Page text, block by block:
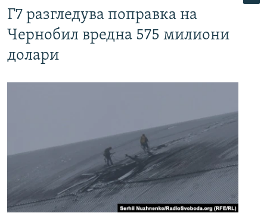
Г7 разгледува поправка на
Чернобил вредна 575 милиони
долари